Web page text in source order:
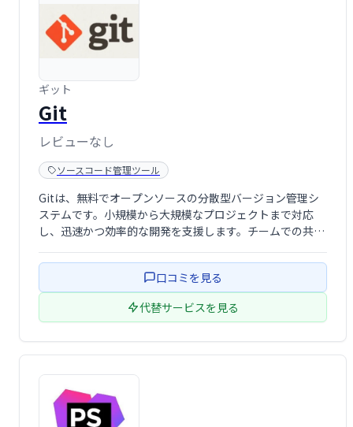
ギット
Git
レビューなし
ソースコード管理ツール
Gitは、無料でオープンソースの分散型バージョン管理シ
ステムです。小規模から大規模なプロジェクトまで対応
し、迅速かつ効率的な開発を支援します。チームでの共同
す。無料でご利用いただけますので、ぜひお試しくださ
口コミを見る
代替サービスを見る